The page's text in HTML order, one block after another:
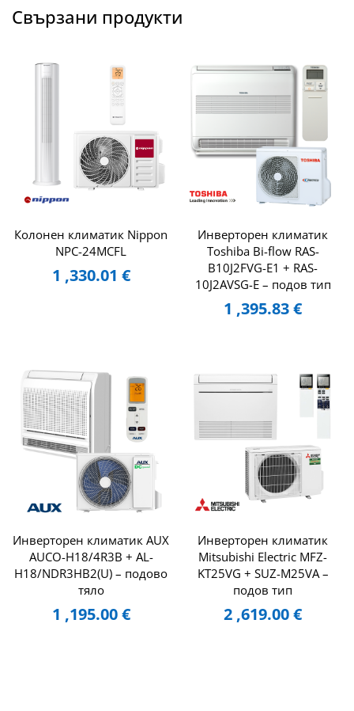
Свързани продукти
Колонен климатик Nippon
NPC-24MCFL
1 ,330.01 €
Инверторен климатик
Toshiba Bi-flow RAS-
B10J2FVG-E1 + RAS-
10J2AVSG-E – подов тип
1 ,395.83€
Инверторен климатик AUX
AUCO-H18/4R3B + AL-
H18/NDR3HB2(U) – подово
тяло
1 ,195.00€
Инверторен климатик
Mitsubishi Electric MFZ-
KT25VG + SUZ-M25VA –
подов тип
2 ,619.00€